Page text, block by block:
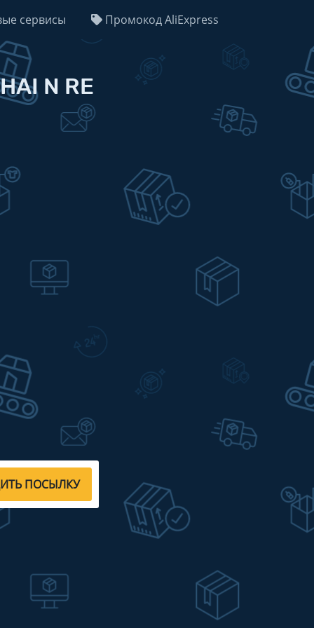
сервисы Промокод AliExpress
N RE
ПОСЫЛКУ